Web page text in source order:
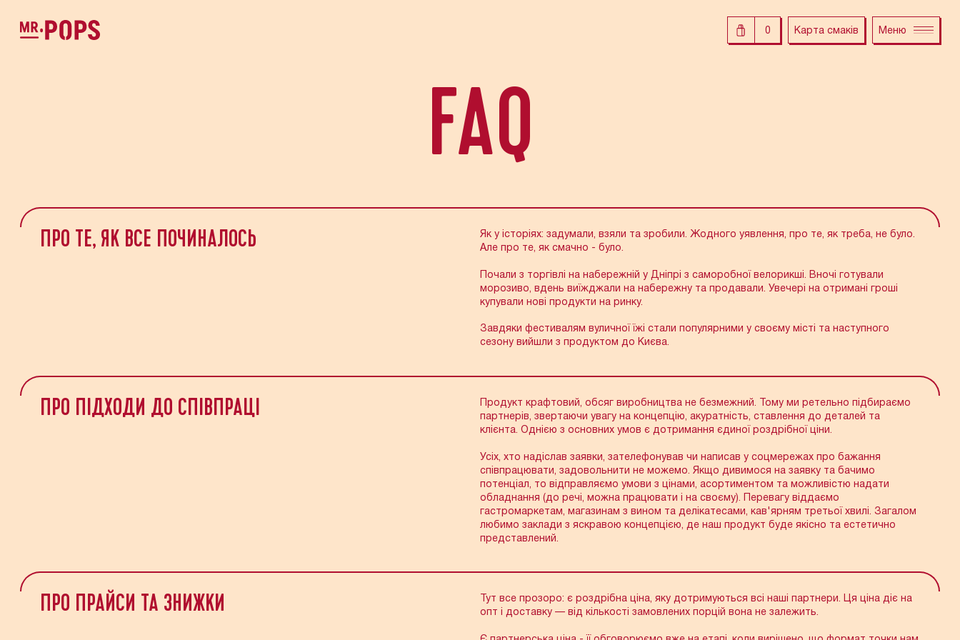
0 Карта смаків Меню
FAQ
ПРО ТЕ, ЯК ВСЕ ПОЧИНАЛОСЬ
Як у історіях: задумали, взяли та зробили. Жодного уявлення, про те, як треба, не було.
Але про те, як смачно - було.
Почали з торгівлі на набережній у Дніпрі з саморобної велорикші. Вночі готували
морозиво, вдень виїжджали на набережну та продавали. Увечері на отримані гроші
купували нові продукти на ринку.
Завдяки фестивалям вуличної їжі стали популярними у своєму місті та наступного
сезону вийшли з продуктом до Києва.
ПРО ПІДХОДИ ДО СПІВПРАЦІ
Продукт крафтовий, обсяг виробництва не безмежний. Тому ми ретельно підбираємо
партнерів, звертаючи увагу на концепцію, акуратність, ставлення до деталей та
клієнта. Однією з основних умов є дотримання єдиної роздрібної ціни.
Усіх, хто надіслав заявки, зателефонував чи написав у соцмережах про бажання
співпрацювати, задовольнити не можемо. Якщо дивимося на заявку та бачимо
потенціал, то відправляємо умови з цінами, асортиментом та можливістю надати
обладнання (до речі, можна працювати і на своєму). Перевагу віддаємо
гастромаркетам, магазинам з вином та делікатесами, кав'ярням третьої хвилі. Загалом
любимо заклади з яскравою концепцією, де наш продукт буде якісно та естетично
представлений.
ПРО ПРАЙСИ ТА ЗНИЖКИ
Тут все прозоро: є роздрібна ціна, яку дотримуються всі наші партнери. Ця ціна діє на
опт і доставку — від кількості замовлених порцій вона не залежить.
Є ПИТАННЯ? ТОЖ Є Й ВІДПОВІДАННЯ!
Місто
Email
Текст повідомлення